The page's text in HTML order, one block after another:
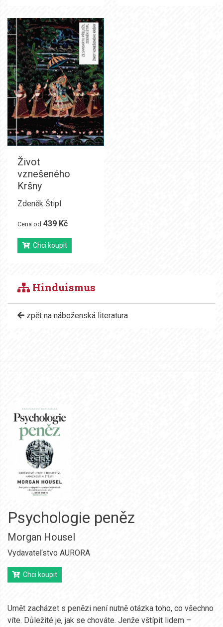
Život
vznešeného
Kršny
Zdeněk Štipl
Cena od 439 Kč
Chci koupit
Hinduismus
zpět na náboženská literatura
Psychologie peněz
Morgan Housel
Vydavateľstvo AURORA
Chci koupit
Umět zacházet s penězi není nutně otázka toho, co všechno
víte. Důležité je, jak se chováte. Jenže vštípit lidem –